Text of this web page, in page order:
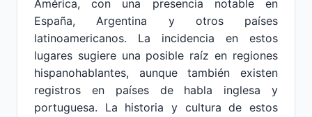
América, con una presencia notable en
España, Argentina y otros países
latinoamericanos. La incidencia en estos
lugares sugiere una posible raíz en regiones
hispanohablantes, aunque también existen
registros en países de habla inglesa y
portuguesa. La historia y cultura de estos